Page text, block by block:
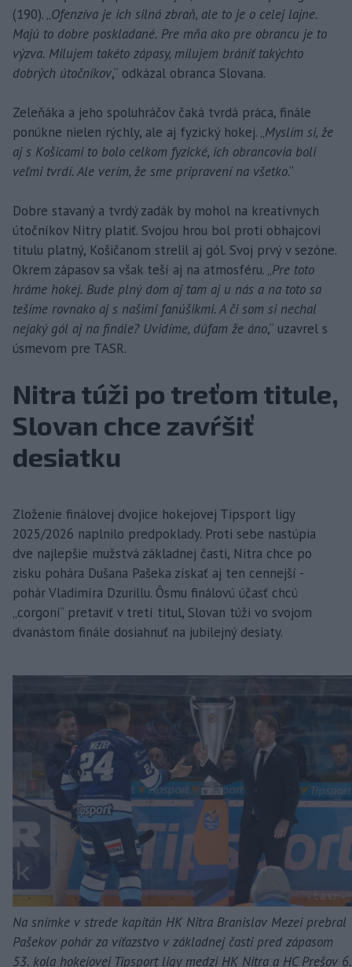
(190). „Ofenzíva je ich silná zbraň, ale to je o celej lajne.
Majú to dobre poskladané. Pre mňa ako pre obrancu je to
výzva. Milujem takéto zápasy, milujem brániť takýchto
dobrých útočníkov,“ odkázal obranca Slovana.
Zeleňáka a jeho spoluhráčov čaká tvrdá práca, finále
ponúkne nielen rýchly, ale aj fyzický hokej. „Myslím si, že
aj s Košicami to bolo celkom fyzické, ich obrancovia boli
veľmi tvrdí. Ale verím, že sme pripravení na všetko.“
Dobre stavaný a tvrdý zadák by mohol na kreatívnych
útočníkov Nitry platiť. Svojou hrou bol proti obhajcovi
titulu platný, Košičanom strelil aj gól. Svoj prvý v sezóne.
Okrem zápasov sa však teší aj na atmosféru. „Pre toto
hráme hokej. Bude plný dom aj tam aj u nás a na toto sa
tešíme rovnako aj s našimi fanúšikmi. A či som si nechal
nejaký gól aj na finále? Uvidíme, dúfam že áno,“ uzavrel s
úsmevom pre TASR.
Nitra túži po treťom titule,
Slovan chce zavŕšiť
desiatku
Zloženie finálovej dvojice hokejovej Tipsport ligy
2025/2026 naplnilo predpoklady. Proti sebe nastúpia
dve najlepšie mužstvá základnej časti, Nitra chce po
zisku pohára Dušana Pašeka získať aj ten cennejší -
pohár Vladimíra Dzurillu. Ôsmu finálovú účasť chcú
„corgoni“ pretaviť v tretí titul, Slovan túži vo svojom
dvanástom finále dosiahnuť na jubilejný desiaty.
Na snímke v strede kapitán HK Nitra Branislav Mezei prebral
Pašekov pohár za víťazstvo v základnej časti pred zápasom
53. kola hokejovej Tipsport ligy medzi HK Nitra a HC Prešov 6.